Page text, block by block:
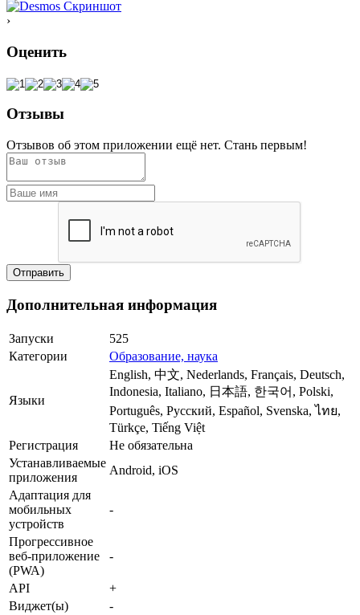
›
Оценить
Отзывы
Отзывов об этом приложении ещё нет. Стань первым!
Дополнительная информация
Запуски
525
Категории
Образование, наука
Языки
English, 中文, Nederlands, Français, Deutsch,
Indonesia, Italiano, 日本語, 한국어, Polski,
Português, Русский, Español, Svenska, ไทย,
Türkçe, Tiếng Việt
Регистрация
Не обязательна
Устанавливаемые
приложения
Android, iOS
Адаптация для
мобильных
устройств
-
Прогрессивное
веб-приложение
(PWA)
-
API
+
Виджет(ы)
-